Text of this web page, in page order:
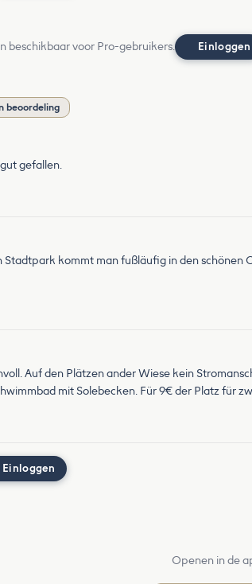
beschikbaar voor Pro-gebruikers. Einloggen
beoordeling
gefallen.
Stadtpark kommt man fußläufig in den
Auf den Plätzen ander Wiese kein
mit Solebecken. Für 9€ der Platz für
Einloggen
Openen in de